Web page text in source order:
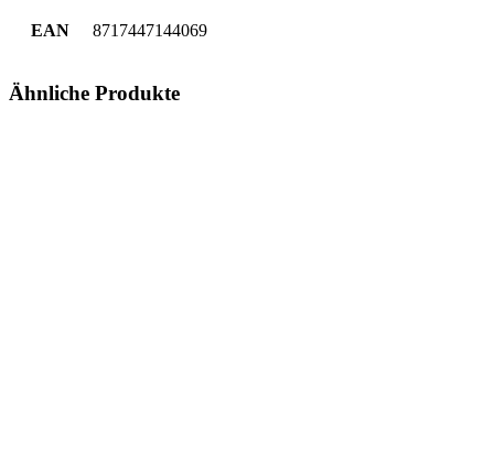
EAN 8717447144069
Ähnliche Produkte